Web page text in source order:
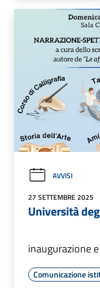
AVVISI
27 SETTEMBRE 2025
Università
inaugurazione
Comunicazione